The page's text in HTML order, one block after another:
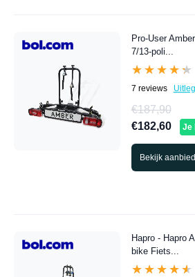
Pro-User
7/13-poli...
★★★★★
★★★★★
7 reviews Uitleg
€187,90
€182,60
Je
Bekijk
Hapro - Hapro
bike Fiets...
★★★★★
★★★★★